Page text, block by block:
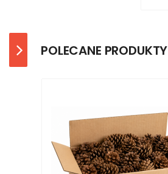
POLECANE PRODUKTY